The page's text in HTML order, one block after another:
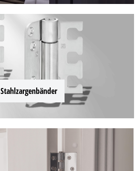
Stahlzargenbänder